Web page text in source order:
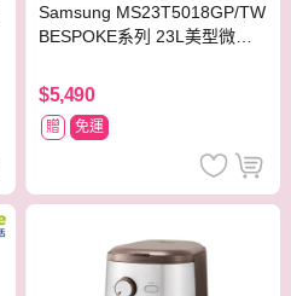
Samsung MS23T5018GP/TW
BESPOKE系列 23L美型微波
$5,490
贈 免運